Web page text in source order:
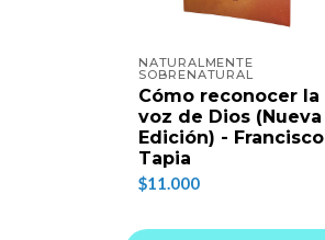
NATURALMENTE
SOBRENATURAL
Cómo reconocer la
voz de Dios (Nueva
Edición) - Francisco
Tapia
$11.000